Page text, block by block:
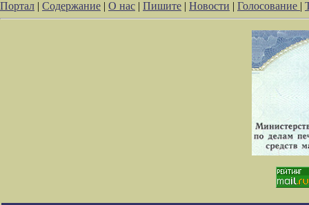
Портал | Содержание | О нас | Пишите | Новости | Голосование |